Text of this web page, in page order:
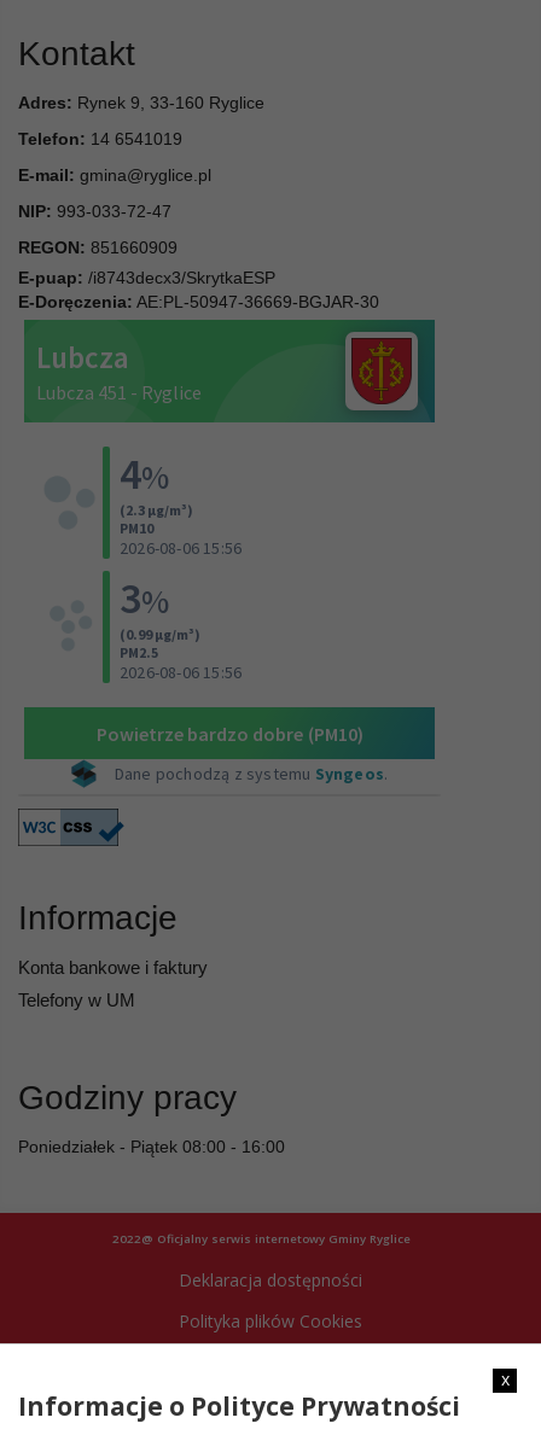
Kontakt
Adres: Rynek 9, 33-160 Ryglice
Telefon: 14 6541019
E-mail: gmina@ryglice.pl
NIP: 993-033-72-47
REGON: 851660909
E-puap: /i8743decx3/SkrytkaESP
E-Doręczenia: AE:PL-50947-36669-BGJAR-30
Informacje
Konta bankowe i faktury
Telefony w UM
Godziny pracy
Poniedziałek - Piątek 08:00 - 16:00
2022@ Oficjalny serwis internetowy Gminy Ryglice
Deklaracja dostępności
Polityka plików Cookies
x
Informacje o Polityce Prywatności